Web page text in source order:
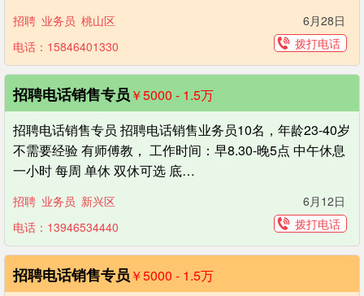
招聘 业务员 桃山区
6月28日
电话：15846401330
拨打电话
招聘电话销售专员 ￥5000 - 1.5万
招聘电话销售专员 招聘电话销售业务员10名，年龄23-40岁
不需要经验 有师傅教， 工作时间：早8.30-晚5点 中午休息
一小时 每周 单休 双休可选 底…
招聘 业务员 新兴区
6月12日
电话：13946534440
拨打电话
招聘电话销售专员 ￥5000 - 1.5万